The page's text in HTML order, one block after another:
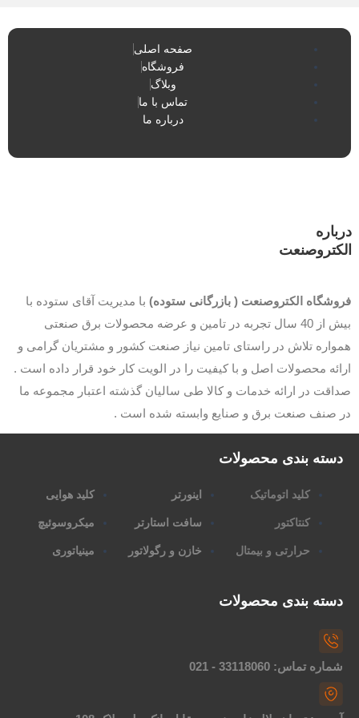
صفحه اصلی
فروشگاه
وبلاگ
تماس با ما
درباره ما
درباره
الکتروصنعت
فروشگاه الکتروصنعت ( بازرگانی ستوده) با مدیریت آقای ستوده با
بیش از 40 سال تجربه در تامین و عرضه محصولات برق صنعتی
همواره تلاش در راستای تامین نیاز صنعت کشور و مشتریان گرامی و
ارائه محصولات اصل و با کیفیت را در الویت کار خود قرار داده است .
صداقت در ارائه خدمات و کالا طی سالیان گذشته اعتبار مجموعه ما
در صنف صنعت برق و صنایع وابسته شده است .
دسته بندی محصولات
کلید اتوماتیک
کنتاکتور
حرارتی و بیمتال
اینورتر
سافت استارتر
خازن و رگولاتور
کلید هوایی
میکروسوئیچ
مینیاتوری
دسته بندی محصولات
شماره تماس: 33118060 - 021